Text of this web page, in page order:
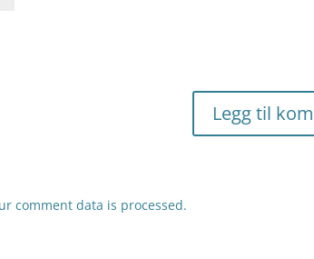
comment data is processed.